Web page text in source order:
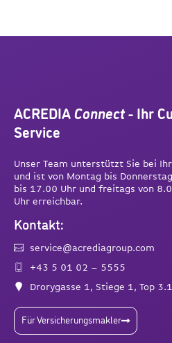
ACREDIA Connect- Ihr
Service
Unser Team unterstützt Sie bei
und ist von Montag bis
bis 17.00 Uhr und freitags von
Uhr erreichbar.
Kontakt:
service@acrediagroup.com
+43 5 01 02 – 5555
Drorygasse 1, Stiege 1, Top
Für Versicherungsmakler